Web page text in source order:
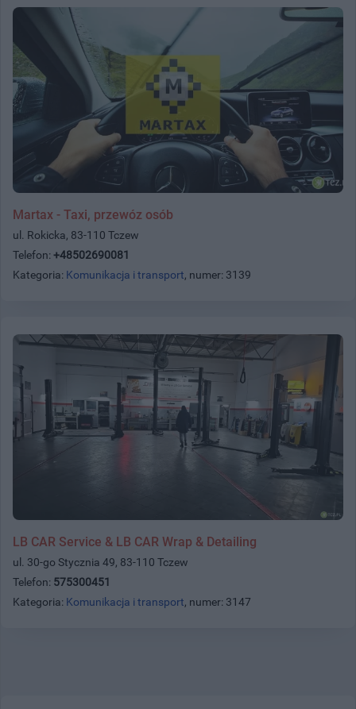
Martax - Taxi, przewóz osób
ul. Rokicka, 83-110 Tczew
Telefon: +48502690081
Kategoria: Komunikacja i transport, numer: 3139
LB CAR Service & LB CAR Wrap & Detailing
ul. 30-go Stycznia 49, 83-110 Tczew
Telefon: 575300451
Kategoria: Komunikacja i transport, numer: 3147